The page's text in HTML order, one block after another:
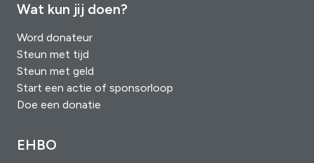
Wat kun jij doen?
Word donateur
Steun met tijd
Steun met geld
Start een actie of sponsorloop
Doe een donatie
EHBO